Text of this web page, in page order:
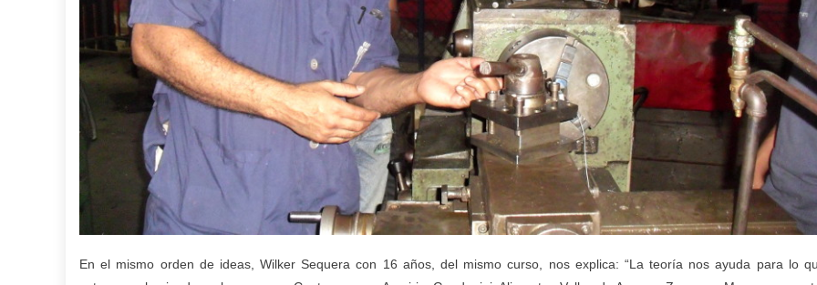
En el mismo orden de ideas, Wilker Sequera con 16 años, del mismo curso, nos explica: “La teoría nos ayuda para lo